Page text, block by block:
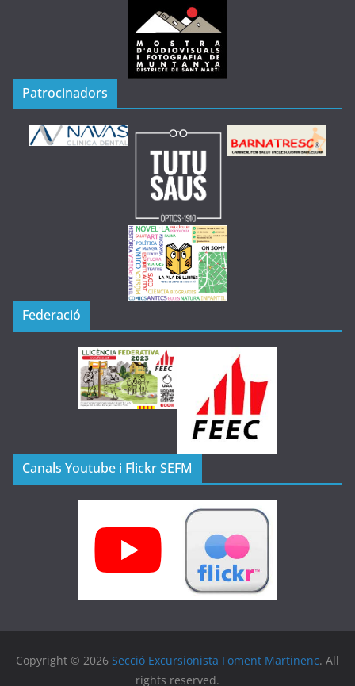
Patrocinadors
Federació
Canals Youtube i Flickr SEFM
Copyright © 2026 Secció Excursionista Foment Martinenc. All
rights reserved.